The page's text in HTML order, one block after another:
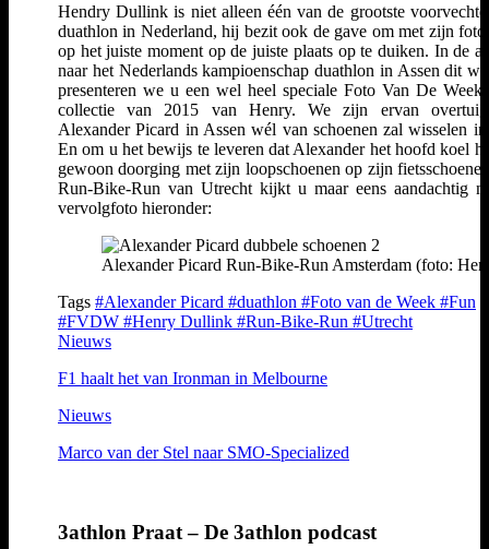
Hendry Dullink is niet alleen één van de grootste
duathlon in Nederland, hij bezit ook de gave om met zijn
op het juiste moment op de juiste plaats op te duiken. In de
naar het Nederlands kampioenschap duathlon in Assen dit
presenteren we u een wel heel speciale Foto Van De Week
collectie van 2015 van Henry. We zijn ervan
Alexander Picard in Assen wél van schoenen zal wisselen
En om u het bewijs te leveren dat Alexander het hoofd koel
gewoon doorging met zijn loopschoenen op zijn
Run-Bike-Run van Utrecht kijkt u maar eens aandachtig
vervolgfoto hieronder:
Alexander Picard Run-Bike-Run Amsterdam (foto:
Tags #Alexander Picard #duathlon #Foto van de Week #Fun
#FVDW #Henry Dullink #Run-Bike-Run #Utrecht
Nieuws
F1 haalt het van Ironman in Melbourne
Nieuws
Marco van der Stel naar SMO-Specialized
3athlon Praat – De 3athlon podcast